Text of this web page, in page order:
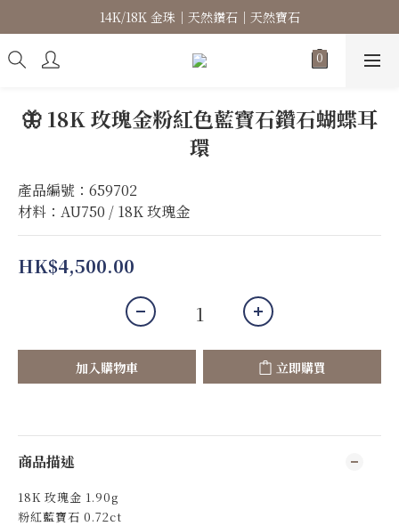
高級珠寶｜專屬訂製｜珠寶維修
14K/18K 金珠｜天然鑽石｜天然寶石
高級珠寶｜專屬訂製｜珠寶維修
🦋 18K 玫瑰金粉紅色藍寶石鑽石蝴蝶耳
環
產品編號：659702
材料：AU750 / 18K 玫瑰金
HK$4,500.00
加入購物車 立即購買
商品描述
18K 玫瑰金 1.90g
粉紅藍寶石 0.72ct